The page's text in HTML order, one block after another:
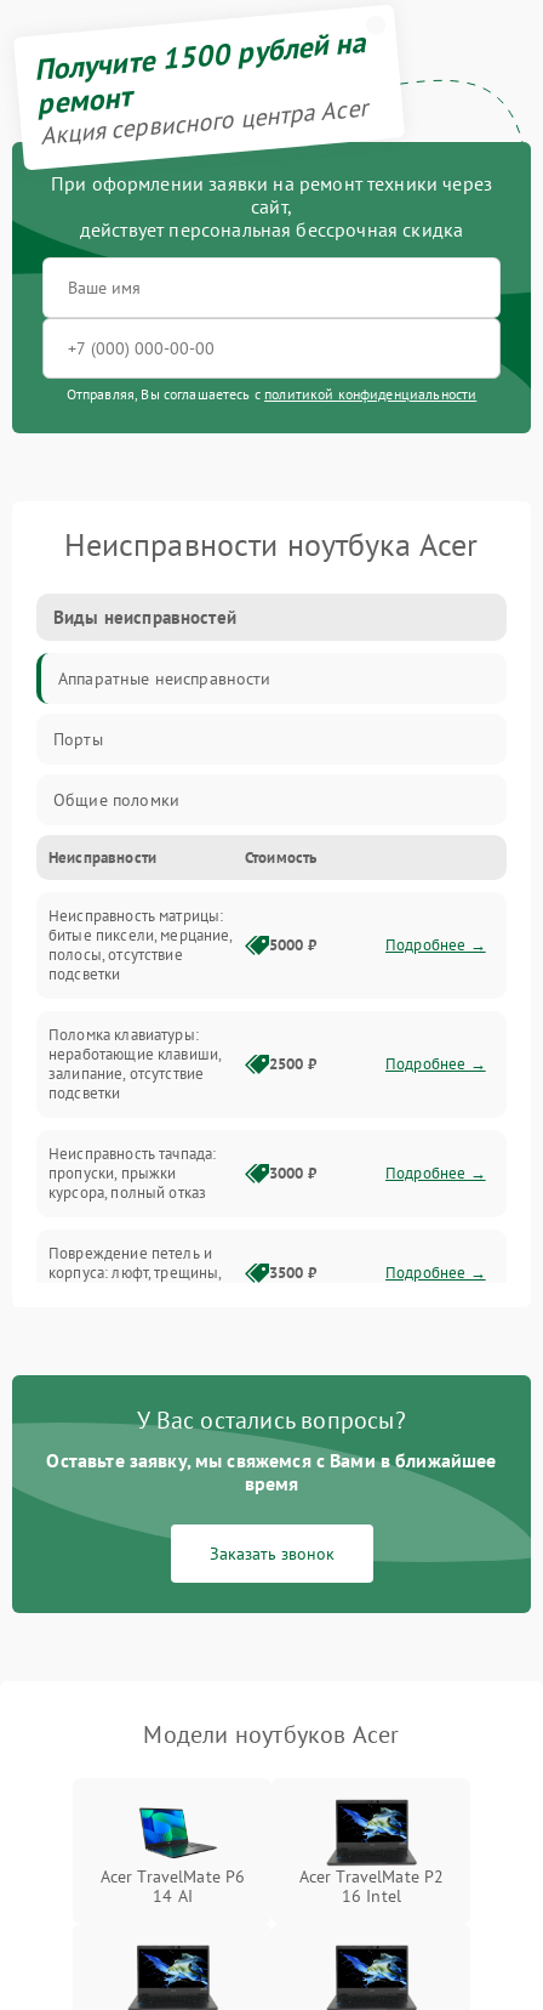
Получите 1500 рублей на
ремонт
Акция сервисного центра Acer
При оформлении заявки на ремонт техники через
сайт,
действует персональная бессрочная скидка
Отправляя, Вы соглашаетесь с политикой конфиденциальности
Неисправности ноутбука Acer
Виды неисправностей
Аппаратные неисправности
Порты
Общие поломки
Устройства
Программные ошибки
Электрические и системные сбои
Интерфейсные проблемы
Батарея
Сеть и интернет
Неисправности Стоимость
Неисправность матрицы:
битые пиксели, мерцание,
полосы, отсутствие
подсветки
5000 ₽ Подробнее →
Поломка клавиатуры:
неработающие клавиши,
залипание, отсутствие
подсветки
2500 ₽ Подробнее →
Неисправность тачпада:
пропуски, прыжки
курсора, полный отказ
3000 ₽ Подробнее →
Повреждение петель и
корпуса: люфт, трещины,
3500 ₽ Подробнее →
быстрая разрядка,
2500 ₽ Подробнее →
Неисправность зарядного
питания
2000 ₽ Подробнее →
неисправности кулера
пропадание диска
оперативной памяти:
вылеты приложений,
синие экраны
Подробнее →
Проблемы Wi‑Fi или
У Вас остались вопросы?
Оставьте заявку, мы свяжемся с Вами в ближайшее
время
Заказать звонок
Модели ноутбуков Acer
Acer TravelMate P6
14 AI
Acer TravelMate P2
16 Intel